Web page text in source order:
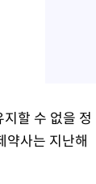
할 수 없을 정
약사는 지난해